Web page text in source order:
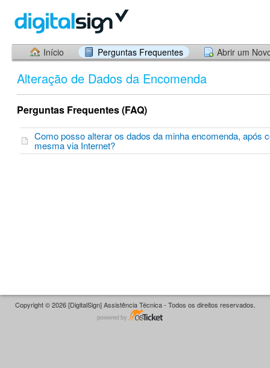
Início Perguntas Frequentes Abrir um
Alteração de Dados da Encomenda
Perguntas Frequentes (FAQ)
Como posso alterar os dados da minha encomenda, após
mesma via Internet?
Copyright © 2026 [DigitalSign] Assistência Técnica - Todos os direitos reservados.